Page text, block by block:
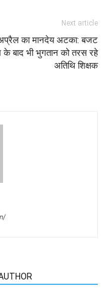
Next article
का मानदेय अटका: बजट
बाद भी भुगतान को तरस रहे
अतिथि शिक्षक